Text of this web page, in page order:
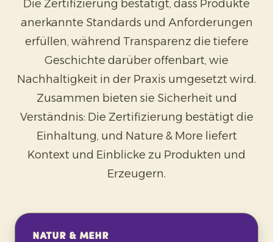
Die Zertifizierung bestätigt, dass Produkte
anerkannte Standards und Anforderungen
erfüllen, während Transparenz die tiefere
Geschichte darüber offenbart, wie
Nachhaltigkeit in der Praxis umgesetzt wird.
Zusammen bieten sie Sicherheit und
Verständnis: Die Zertifizierung bestätigt die
Einhaltung, und Nature & More liefert
Kontext und Einblicke zu Produkten und
Erzeugern.
Natur & mehr